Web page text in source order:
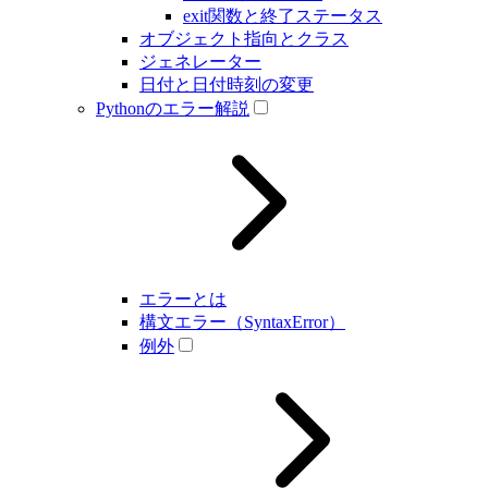
exit関数と終了ステータス
オブジェクト指向とクラス
ジェネレーター
日付と日付時刻の変更
Pythonのエラー解説
エラーとは
構文エラー（SyntaxError）
例外